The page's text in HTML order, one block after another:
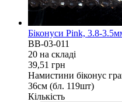
Біконуси Pink, 3.8-
BB-03-011
20 на складi
39,51 грн
Намистини біконус
36см (бл. 119шт)
Кількість